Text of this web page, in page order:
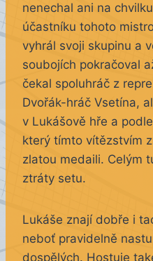
nenechal ani na
účastníku tohoto
vyhrál svoji skupinu a
soubojích pokračoval
čekal spoluhráč z
Dvořák-hráč Vsetína,
v Lukášově hře a
který tímto vítězstvím
zlatou medaili. Celým
ztráty setu.
Lukáše znají dobře i
neboť pravidelně
dospělých. Hostuje